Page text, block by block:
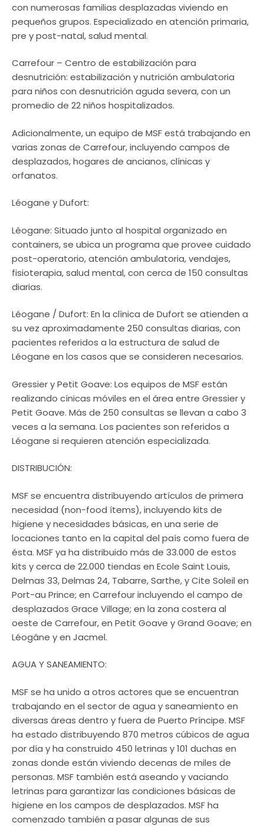
con numerosas familias desplazadas viviendo en
pequeños grupos. Especializado en atención primaria,
pre y post-natal, salud mental.
Carrefour – Centro de estabilización para
desnutrición: estabilización y nutrición ambulatoria
para niños con desnutrición aguda severa, con un
promedio de 22 niños hospitalizados.
Adicionalmente, un equipo de MSF está trabajando en
varias zonas de Carrefour, incluyendo campos de
desplazados, hogares de ancianos, clínicas y
orfanatos.
Léogane y Dufort:
Léogane: Situado junto al hospital organizado en
containers, se ubica un programa que provee cuidado
post-operatorio, atención ambulatoria, vendajes,
fisioterapia, salud mental, con cerca de 150 consultas
diarias.
Léogane / Dufort: En la clínica de Dufort se atienden a
su vez aproximadamente 250 consultas diarias, con
pacientes referidos a la estructura de salud de
Léogane en los casos que se consideren necesarios.
Gressier y Petit Goave: Los equipos de MSF están
realizando cínicas móviles en el área entre Gressier y
Petit Goave. Más de 250 consultas se llevan a cabo 3
veces a la semana. Los pacientes son referidos a
Léogane si requieren atención especializada.
DISTRIBUCIÓN:
MSF se encuentra distribuyendo artículos de primera
necesidad (non-food ítems), incluyendo kits de
higiene y necesidades básicas, en una serie de
locaciones tanto en la capital del país como fuera de
ésta. MSF ya ha distribuido más de 33.000 de estos
kits y cerca de 22.000 tiendas en Ecole Saint Louis,
Delmas 33, Delmas 24, Tabarre, Sarthe, y Cite Soleil en
Port-au Prince; en Carrefour incluyendo el campo de
desplazados Grace Village; en la zona costera al
oeste de Carrefour, en Petit Goave y Grand Goave; en
Léogâne y en Jacmel.
AGUA Y SANEAMIENTO:
MSF se ha unido a otros actores que se encuentran
trabajando en el sector de agua y saneamiento en
diversas áreas dentro y fuera de Puerto Príncipe. MSF
ha estado distribuyendo 870 metros cúbicos de agua
por día y ha construido 450 letrinas y 101 duchas en
zonas donde están viviendo decenas de miles de
personas. MSF también está aseando y vaciando
letrinas para garantizar las condiciones básicas de
higiene en los campos de desplazados. MSF ha
comenzado también a pasar algunas de sus